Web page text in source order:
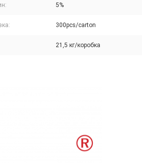
5%
300pcs/carton
21,5 кг/коробка